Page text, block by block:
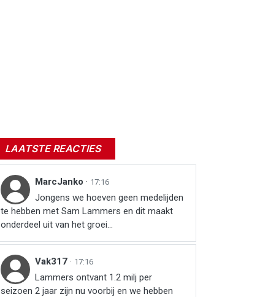
LAATSTE REACTIES
MarcJanko · 17:16
Jongens we hoeven geen medelijden
te hebben met Sam Lammers en dit maakt
onderdeel uit van het groei...
Vak317 · 17:16
Lammers ontvant 1.2 milj per
seizoen 2 jaar zijn nu voorbij en we hebben